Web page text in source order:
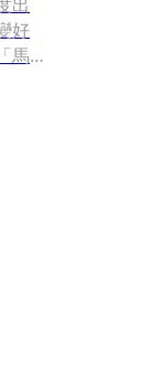
好
馬」